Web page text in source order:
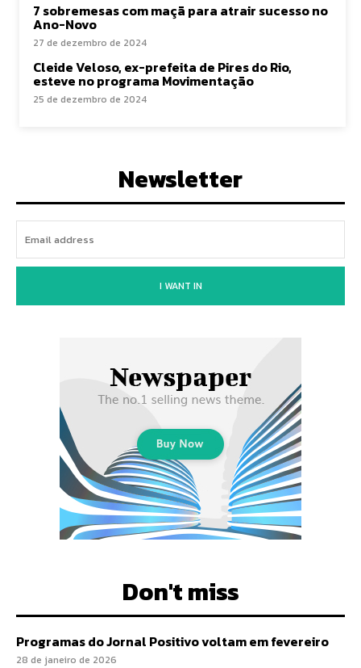
7 sobremesas com maçã para atrair sucesso no
Ano-Novo
27 de dezembro de 2024
Cleide Veloso, ex-prefeita de Pires do Rio,
esteve no programa Movimentação
25 de dezembro de 2024
Newsletter
I WANT IN
Don't miss
Programas do Jornal Positivo voltam em fevereiro
28 de janeiro de 2026